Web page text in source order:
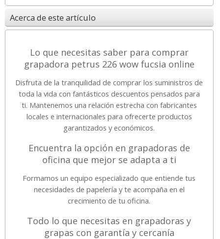
Acerca de este artículo
Lo que necesitas saber para comprar
grapadora petrus 226 wow fucsia online
Disfruta de la tranquilidad de comprar los suministros de
toda la vida con fantásticos descuentos pensados para
ti. Mantenemos una relación estrecha con fabricantes
locales e internacionales para ofrecerte productos
garantizados y económicos.
Encuentra la opción en grapadoras de
oficina que mejor se adapta a ti
Formamos un equipo especializado que entiende tus
necesidades de papelería y te acompaña en el
crecimiento de tu oficina.
Todo lo que necesitas en grapadoras y
grapas con garantía y cercanía